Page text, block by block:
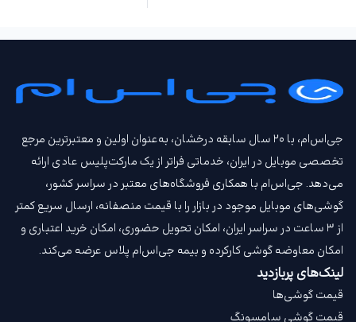
جی‌اس‌ام، با ۲۰ سال سابقه درخشان، به‌عنوان اولین و معتبرترین مرجع
تخصصی موبایل در ایران، خدماتی فراتر از یک مارکت‌پلیس عادی ارائه
می‌دهد. جی‌اس‌ام با همکاری فروشگاه‌های معتبر در سراسر کشور،
گوشی‌های موبایل موجود در بازار را با قیمت‌ منصفانه، ارسال سریع کمتر
از ۳ ساعت در سراسر ایران، امکان تحویل حضوری، امکان خرید اعتباری و
امکان معاوضه گوشی کارکرده و بیمه جی‌اس‌ام‌ پلاس عرضه می‌کند.
لینک‌های پربازدید
قیمت گوشی‌ها
قیمت گوشی سامسونگ